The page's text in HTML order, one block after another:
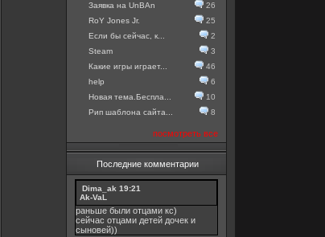
Заявка на UnBAn
26
RoY Jones Jr.
25
Если бы сейчас, к...
2
Steam
3
Какие игры играет...
46
help
6
Новая тема.Беспла...
10
Рип шаблона сайта...
8
посмотреть все
Последние комментарии
Dima_ak 19:21
Ak-VaL
раньше были отцами кс)
сейчас отцами детей дочек и
сыновей))